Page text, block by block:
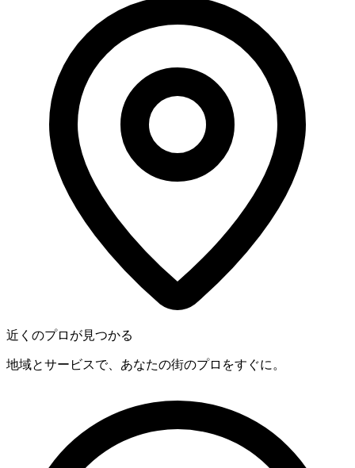
近くのプロが見つかる
地域とサービスで、あなたの街のプロをすぐに。